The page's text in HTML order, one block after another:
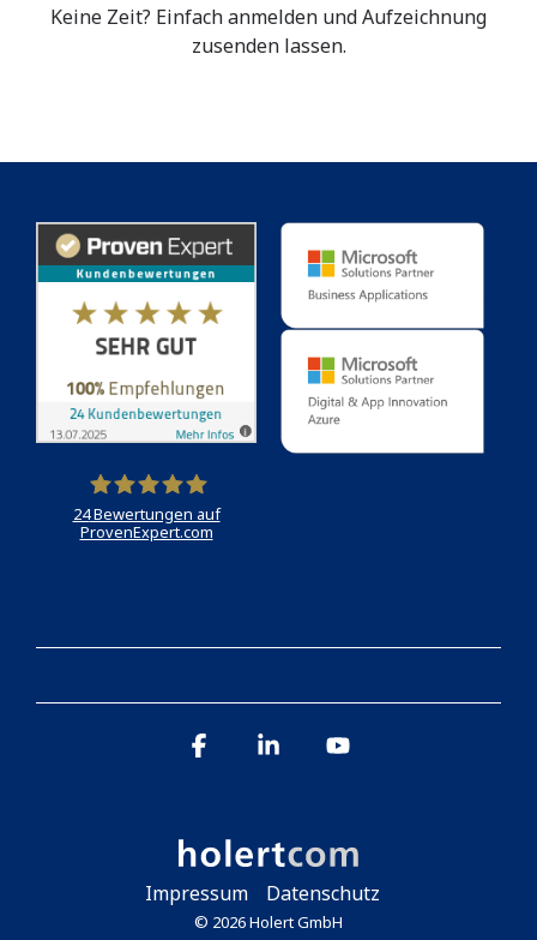
Keine Zeit? Einfach anmelden und Aufzeichnung
zusenden lassen.
24Bewertungen auf
ProvenExpert.com
Impressum Datenschutz
© 2026 Holert GmbH
FacebookLinkedin